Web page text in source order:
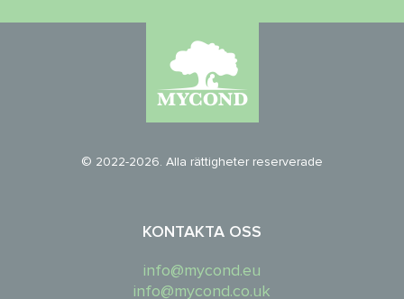
© 2022-2026. Alla rättigheter reserverade
KONTAKTA OSS
info@mycond.eu
info@mycond.co.uk